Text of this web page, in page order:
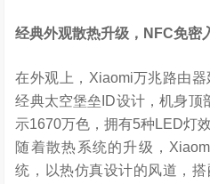
经典外观散热升级， NFC免密
在外观上，Xiaomi万兆路由
经典太空堡垒ID设计，机身顶
示1670万色，拥有5种LED灯
随着散热系统的升级，
统，以热仿真设计的风道，